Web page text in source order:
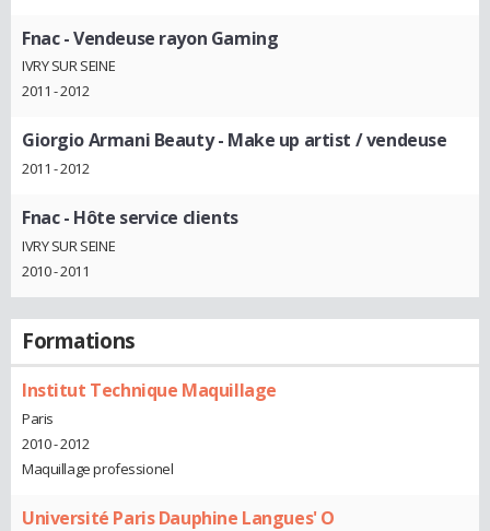
Fnac- Vendeuse rayon Gaming
IVRY SUR SEINE
2011 - 2012
Giorgio Armani Beauty- Make up artist / vendeuse
2011 - 2012
Fnac- Hôte service clients
IVRY SUR SEINE
2010 - 2011
Formations
Institut Technique Maquillage
Paris
2010 - 2012
Maquillage professionel
Université Paris Dauphine Langues' O